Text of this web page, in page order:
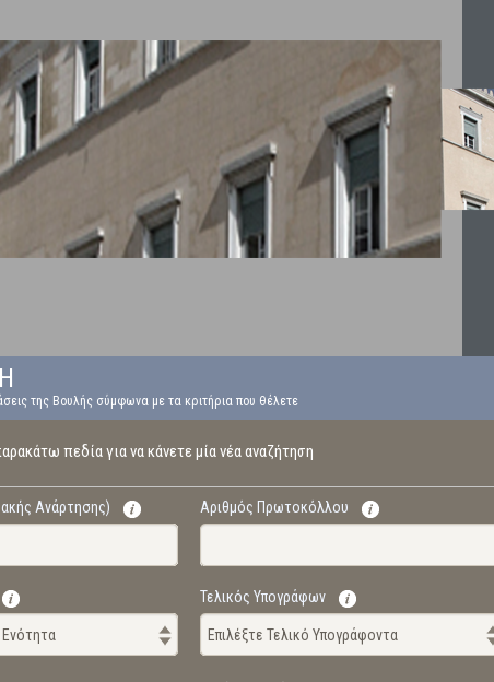
της Βουλής σύμφωνα με τα κριτήρια που θέλετε
πεδία για να κάνετε μία νέα αναζήτηση
Ανάρτησης) Αριθμός Πρωτοκόλλου
Ενότητα
Τελικός Υπογράφων
Επιλέξτε Τελικό Υπογράφοντα